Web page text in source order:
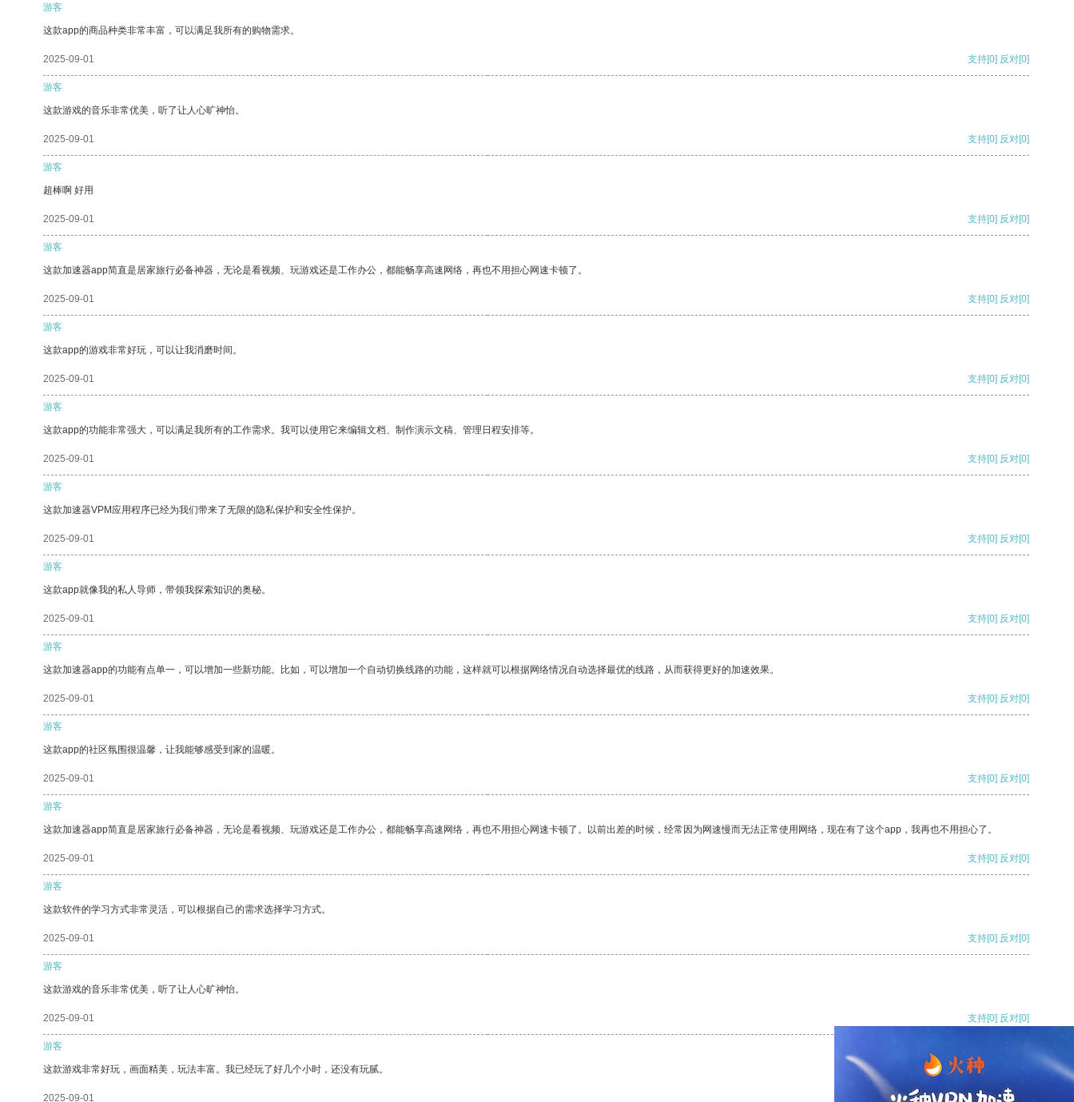
游客
这款app的商品种类非常丰富，可以满足我所有的购物需求。
2025-09-01 支持[0] 反对[0]
游客
这款游戏的音乐非常优美，听了让人心旷神怡。
2025-09-01 支持[0] 反对[0]
游客
超棒啊 好用
2025-09-01 支持[0] 反对[0]
游客
这款加速器app简直是居家旅行必备神器，无论是看视频、玩游戏还是工作办公，都能畅享高速网络，再也不用担心网速卡顿了。
2025-09-01 支持[0] 反对[0]
游客
这款app的游戏非常好玩，可以让我消磨时间。
2025-09-01 支持[0] 反对[0]
游客
这款app的功能非常强大，可以满足我所有的工作需求。我可以使用它来编辑文档、制作演示文稿、管理日程安排等。
2025-09-01 支持[0] 反对[0]
游客
这款加速器VPM应用程序已经为我们带来了无限的隐私保护和安全性保护。
2025-09-01 支持[0] 反对[0]
游客
这款app就像我的私人导师，带领我探索知识的奥秘。
2025-09-01 支持[0] 反对[0]
游客
这款加速器app的功能有点单一，可以增加一些新功能。比如，可以增加一个自动切换线路的功能，这样就可以根据网络情况自动选择最优的线路，从而获得更好的加速效果。
2025-09-01 支持[0] 反对[0]
游客
这款app的社区氛围很温馨，让我能够感受到家的温暖。
2025-09-01 支持[0] 反对[0]
游客
这款加速器app简直是居家旅行必备神器，无论是看视频、玩游戏还是工作办公，都能畅享高速网络，再也不用担心网速卡顿了。以前出差的时候，经常因为网速慢而无法正常使用网络，现在有了这个app，我再也不用担心了。
2025-09-01 支持[0] 反对[0]
游客
这款软件的学习方式非常灵活，可以根据自己的需求选择学习方式。
2025-09-01 支持[0] 反对[0]
游客
这款游戏的音乐非常优美，听了让人心旷神怡。
2025-09-01 支持[0] 反对[0]
游客
这款游戏非常好玩，画面精美，玩法丰富。我已经玩了好几个小时，还没有玩腻。
2025-09-01 支持[0] 反对